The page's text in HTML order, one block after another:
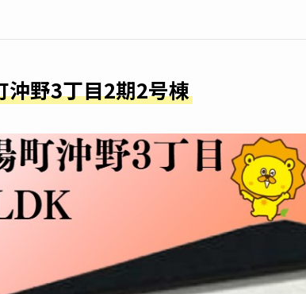
沖野3丁目2期2号棟